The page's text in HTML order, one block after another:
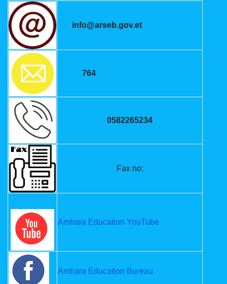
info@arseb.gov.et
764
0582265234
Fax no:
Amhara Education YouTube
Amhara Education Bureau